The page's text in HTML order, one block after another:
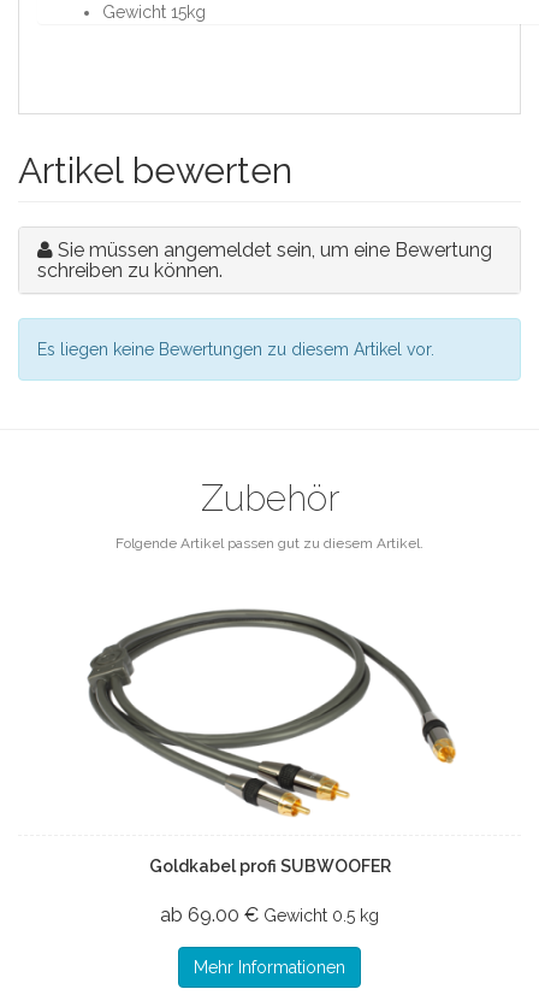
Gewicht 15kg
Artikel bewerten
Sie müssen angemeldet sein, um eine Bewertung
schreiben zu können.
Es liegen keine Bewertungen zu diesem Artikel vor.
Zubehör
Folgende Artikel passen gut zu diesem Artikel.
Goldkabel profi SUBWOOFER
ab 69.00 € Gewicht 0.5 kg
Mehr Informationen